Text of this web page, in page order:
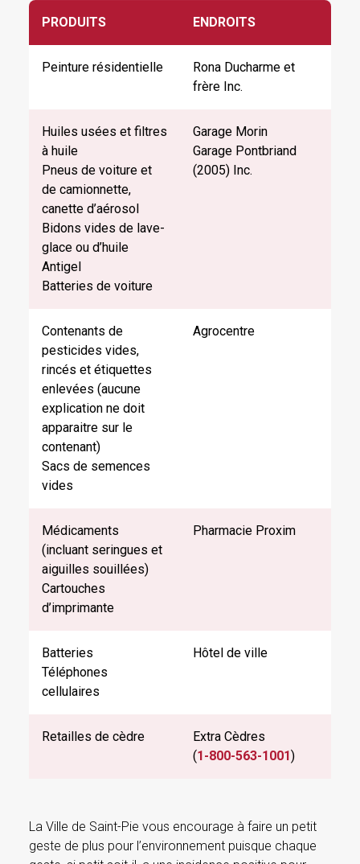
PRODUITS ENDROITS
Peinture résidentielle
Rona Ducharme et
frère Inc.
Huiles usées et filtres
à huile
Pneus de voiture et
de camionnette,
canette d’aérosol
Bidons vides de lave-
glace ou d’huile
Antigel
Batteries de voiture
Garage Morin
Garage Pontbriand
(2005) Inc.
Contenants de
pesticides vides,
rincés et étiquettes
enlevées (aucune
explication ne doit
apparaitre sur le
contenant)
Sacs de semences
vides
Agrocentre
Médicaments
(incluant seringues et
aiguilles souillées)
Cartouches
d’imprimante
Pharmacie Proxim
Batteries
Téléphones
cellulaires
Hôtel de ville
Retailles de cèdre
Extra Cèdres
(1-800-563-1001)
La Ville de Saint-Pie vous encourage à faire un petit
geste de plus pour l’environnement puisque chaque